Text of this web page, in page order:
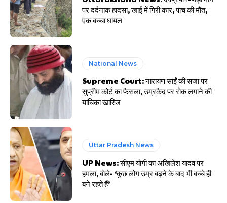
पर दर्दनाक हादसा, खाई में गिरी कार, पांच की मौत,
एक बच्चा घायल
National News
Supreme Court: नारायण साईं की सजा पर
सुप्रीम कोर्ट का फैसला, उम्रकैद पर रोक लगाने की
याचिका खारिज
Uttar Pradesh News
UP News: सीएम योगी का अखिलेश यादव पर
हमला, बोले- ‘कुछ लोग उम्र बढ़ने के बाद भी बच्चे ही
बने रहते हैं’